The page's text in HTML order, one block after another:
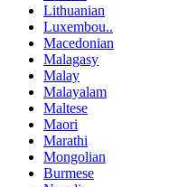
Lithuanian
Luxembou..
Macedonian
Malagasy
Malay
Malayalam
Maltese
Maori
Marathi
Mongolian
Burmese